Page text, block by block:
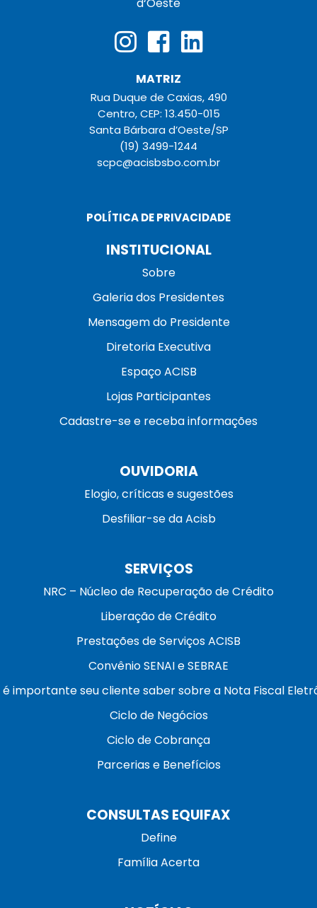
MATRIZ
Rua Duque de Caxias, 490
Centro, CEP: 13.450-015
Santa Bárbara d’Oeste/SP
(19) 3499-1244
scpc@acisbsbo.com.br
POLÍTICA DE PRIVACIDADE
INSTITUCIONAL
Sobre
Galeria dos Presidentes
Mensagem do Presidente
Diretoria Executiva
Espaço ACISB
Lojas Participantes
Cadastre-se e receba informações
OUVIDORIA
Elogio, críticas e sugestões
Desfiliar-se da Acisb
SERVIÇOS
NRC – Núcleo de Recuperação de Crédito
Liberação de Crédito
Prestações de Serviços ACISB
Convênio SENAI e SEBRAE
é importante seu cliente saber sobre a Nota Fiscal
Ciclo de Negócios
Ciclo de Cobrança
Parcerias e Benefícios
CONSULTAS EQUIFAX
Define
Família Acerta